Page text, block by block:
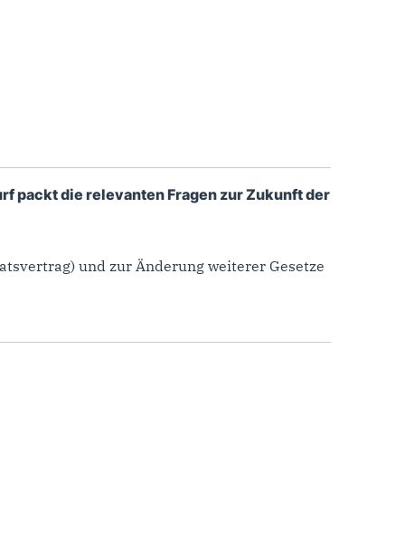
packt die relevanten Fragen zur Zukunft der
und zur Änderung weiterer Gesetze